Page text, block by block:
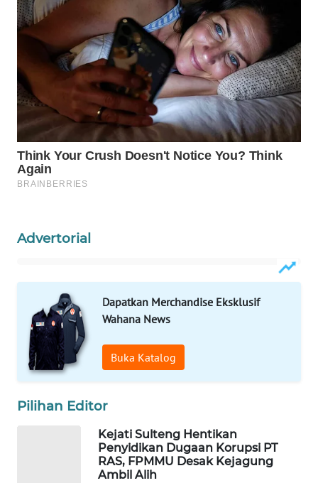
Advertorial
Dapatkan Merchandise Eksklusif
Wahana News
Buka Katalog
Pilihan Editor
Kejati Sulteng Hentikan
Penyidikan Dugaan Korupsi PT
RAS, FPMMU Desak Kejagung
Ambil Alih
WAHANA
OTOMOTIF
WAHANA
HEALTH
WAHANA
DESA
WISATA
Wahana
KONSUMEN
LISTRIK
MASYARAKAT
KELISTRIKAN
WALINKI